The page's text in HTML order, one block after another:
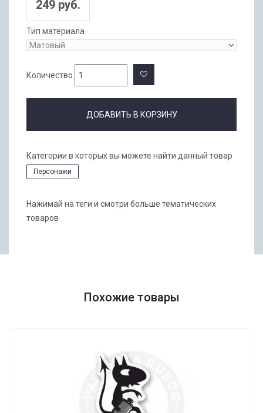
249 руб.
Тип материала
Количество
ДОБАВИТЬ В КОРЗИНУ
Категории в которых вы можете найти данный товар
Персонажи
Нажимай на теги и смотри больше тематических
товаров
Похожие товары